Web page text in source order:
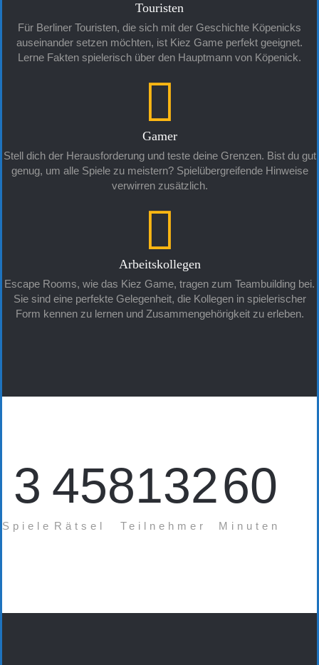
Touristen
Für Berliner Touristen, die sich mit der Geschichte Köpenicks
auseinander setzen möchten, ist Kiez Game perfekt geeignet.
Lerne Fakten spielerisch über den Hauptmann von Köpenick.
Gamer
Stell dich der Herausforderung und teste deine Grenzen. Bist du gut
genug, um alle Spiele zu meistern? Spielübergreifende Hinweise
verwirren zusätzlich.
Arbeitskollegen
Escape Rooms, wie das Kiez Game, tragen zum Teambuilding bei.
Sie sind eine perfekte Gelegenheit, die Kollegen in spielerischer
Form kennen zu lernen und Zusammengehörigkeit zu erleben.
3
Spiele
45
Rätsel
8132
Teilnehmer
60
Minuten